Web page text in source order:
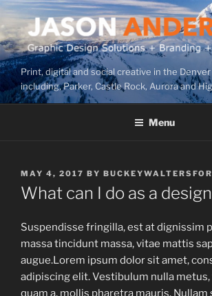
Skip
to
content
Print, digital and social creative in the
including, Parker, Castle Rock, Aurora and
Menu
POSTED
ON
MAY 4, 2017 BY
What can I do as a
Suspendisse fringilla, est at dignissim
massa tincidunt massa, vitae mattis
augue.Lorem ipsum dolor sit amet,
adipiscing elit. Vestibulum nulla
quam a, mollis pharetra mauris.